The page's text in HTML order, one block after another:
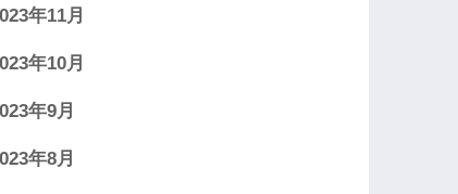
年11月
年10月
年9月
年8月